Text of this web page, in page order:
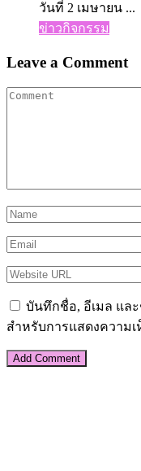
วันที่ 2 เมษายน ...
ข่าวกิจกรรม
Leave a Comment
บันทึกชื่อ, อีเมล แล
สำหรับการแสดงความเ